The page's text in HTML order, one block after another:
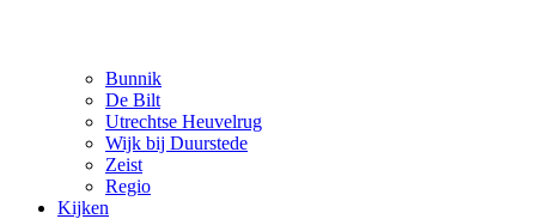
Bunnik
De Bilt
Utrechtse Heuvelrug
Wijk bij Duurstede
Zeist
Regio
Kijken